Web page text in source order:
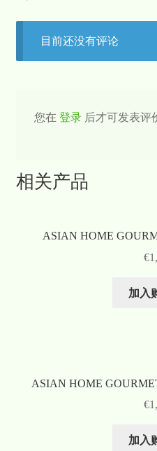
目前还没有评论
您在 登录后才可发表评
相关产品
ASIAN HOME
€
加入
ASIAN HOME
€
加入